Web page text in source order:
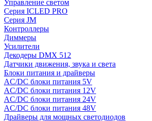
Управление светом
Серия ICLED PRO
Серия JM
Контроллеры
Диммеры
Усилители
Декодеры DMX 512
Датчики движения, звука и света
Блоки питания и драйверы
AC/DC блоки питания 5V
AC/DC блоки питания 12V
AC/DC блоки питания 24V
AC/DC блоки питания 48V
Драйверы для мощных светодиодов